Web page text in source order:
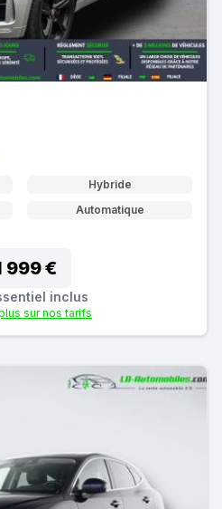
Hybride
Automatique
999 €
inclus
sur nos tarifs